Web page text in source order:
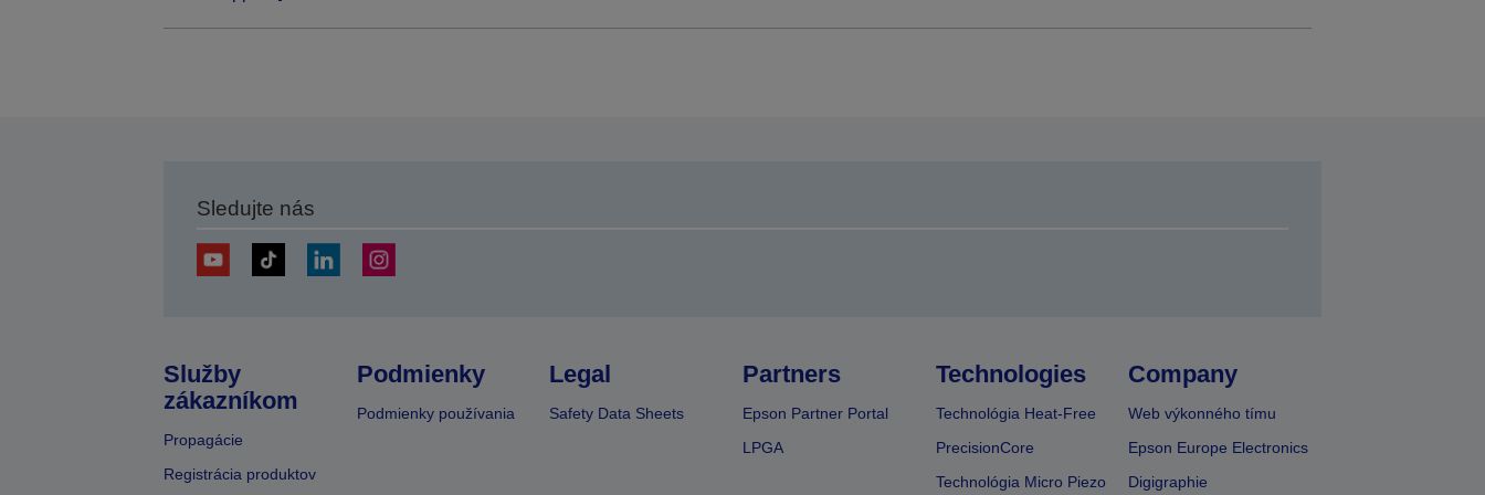
Sledujte nás
Služby
zákazníkom
Propagácie
Registrácia produktov
Podmienky
Podmienky používania
Legal
Safety Data Sheets
Partners
Epson Partner Portal
LPGA
Technologies
Technológia Heat-Free
PrecisionCore
Technológia Micro Piezo
Company
Web výkonného tímu
Epson Europe Electronics
Digigraphie